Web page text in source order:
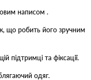
написом .
що робить його зручним
підтримці та фіксації.
одяг.